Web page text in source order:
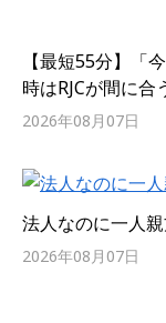
【最短55分】「
時はRJCが間に合
2026年08月07日
法人なのに一人
2026年08月07日